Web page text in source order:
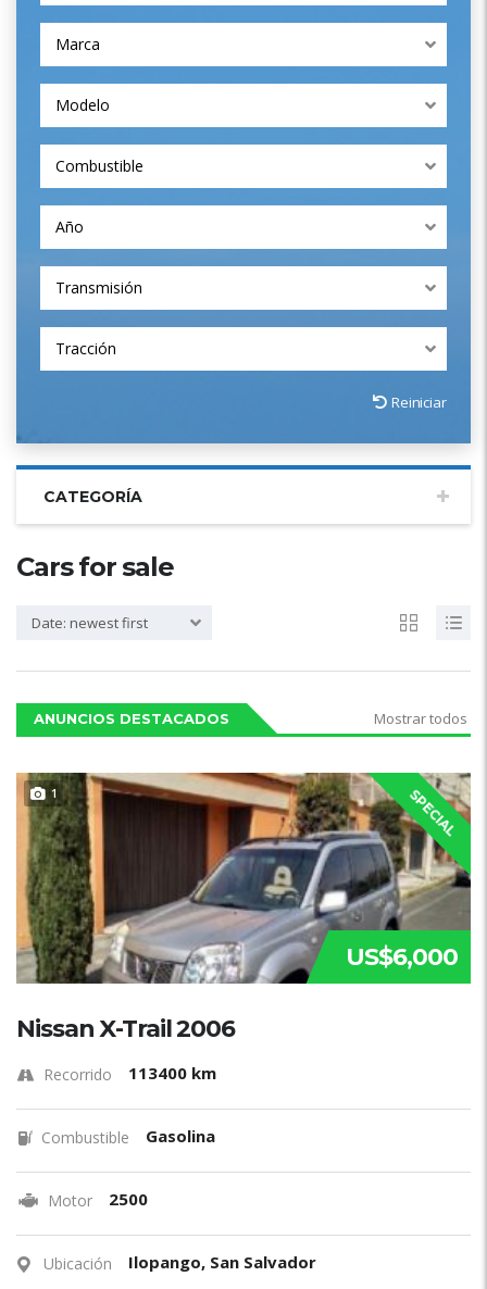
Marca
Modelo
Combustible
Año
Transmisión
Tracción
Reiniciar
CATEGORÍA
Cars for sale
Date: newest first
ANUNCIOS DESTACADOS Mostrar todos
1 SPECIAL
US$6,000
Nissan X-Trail 2006
Recorrido 113400 km
Combustible Gasolina
Motor 2500
Ubicación Ilopango, San Salvador